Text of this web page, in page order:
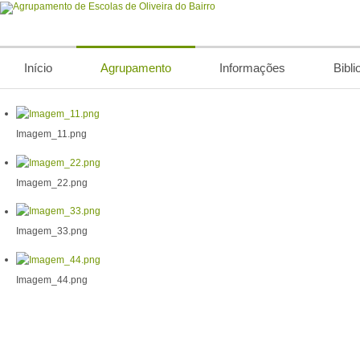
Início Agrupamento Informações
Imagem_11.png
Imagem_22.png
Imagem_33.png
Imagem_44.png